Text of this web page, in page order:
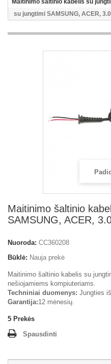
Maitinimo šaltinio kabelis su
su jungtimi SAMSUNG, ACER,
Maitinimo šaltinio
SAMSUNG, ACER,
Nuoroda: CC360208
Būklė: Nauja prekė
Maitinimo šaltinio kabelis su
nešiojamiems kompiuteriams.
Techniniai duomenys: Jungties
Garantija:12 mėnesių.
5 Prekės
Spausdinti